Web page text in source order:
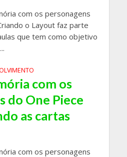
com os personagens
o Layout faz parte
que tem como objetivo
com os
do One Piece
as cartas
com os personagens